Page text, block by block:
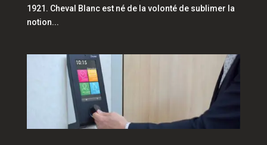
1921. Cheval Blanc est né de la volonté de sublimer la
notion...